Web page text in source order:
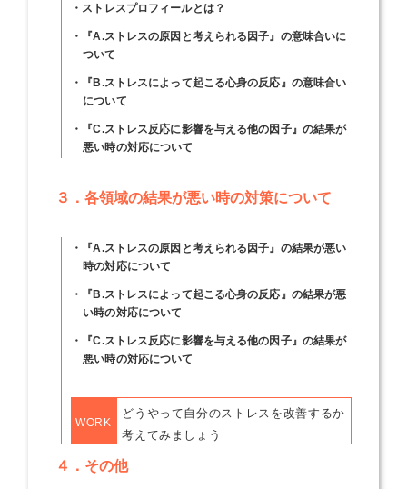
・ストレスプロフィールとは？
・『A.ストレスの原因と考えられる因子』の意味合いに
ついて
・『B.ストレスによって起こる心身の反応』の意味合い
について
・『C.ストレス反応に影響を与える他の因子』の結果が
悪い時の対応について
３．各領域の結果が悪い時の対策について
・『A.ストレスの原因と考えられる因子』の結果が悪い
時の対応について
・『B.ストレスによって起こる心身の反応』の結果が悪
い時の対応について
・『C.ストレス反応に影響を与える他の因子』の結果が
悪い時の対応について
WORK
どうやって自分のストレスを改善するか
考えてみましょう
４．その他